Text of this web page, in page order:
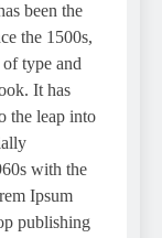
been the
the 1500s,
type and
It has
the leap into
with the
Ipsum
publishing